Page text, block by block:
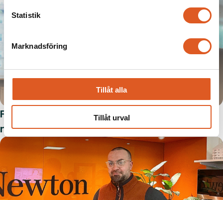
Statistik
Marknadsföring
Tillåt alla
Tillåt urval
För Tianyu handlar systemutveckling om
mer än kod